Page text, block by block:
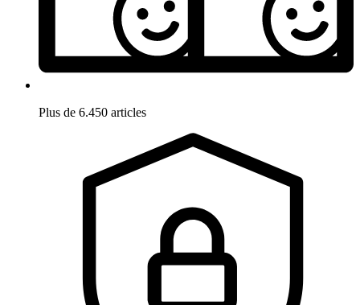
Plus de 6.450 articles